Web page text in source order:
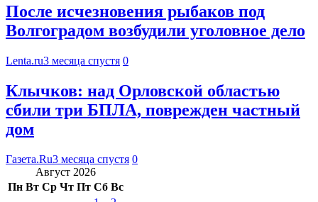
После исчезновения рыбаков под
Волгоградом возбудили уголовное дело
Lenta.ru3 месяца спустя 0
Клычков: над Орловской областью
сбили три БПЛА, поврежден частный
дом
Газета.Ru3 месяца спустя 0
Август 2026
Пн Вт Ср Чт Пт Сб Вс